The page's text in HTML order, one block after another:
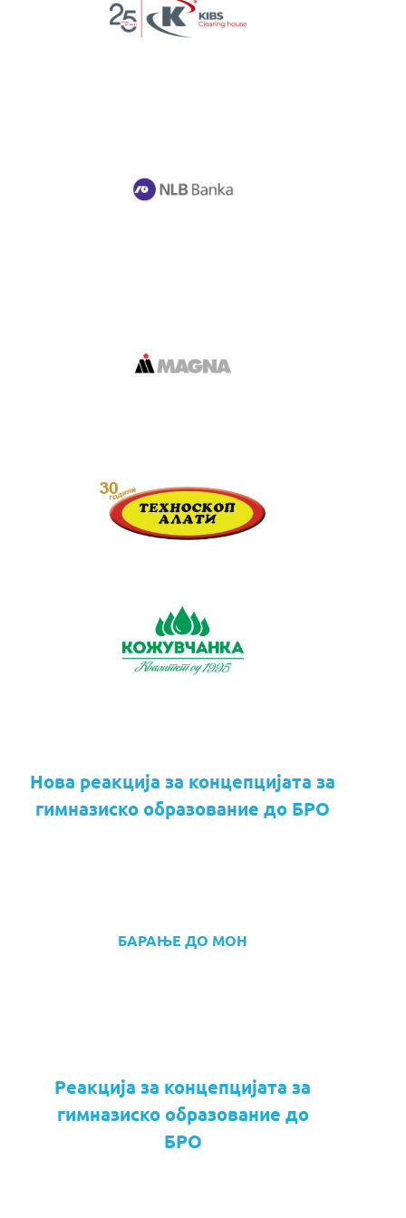
Нова реакција за концепцијата за
гимназиско образование до БРО
БАРАЊЕ ДО МОН
Реакција за концепцијата за
гимназиско образование до
БРО